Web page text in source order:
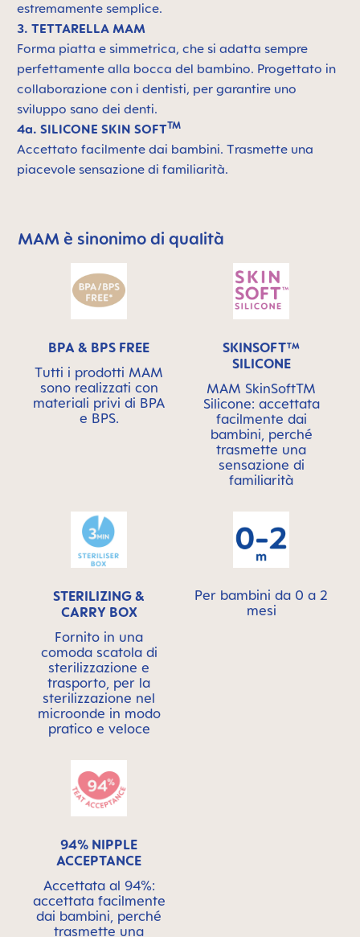
estremamente semplice.
3. TETTARELLA MAM
Forma piatta e simmetrica, che si adatta sempre
perfettamente alla bocca del bambino. Progettato in
collaborazione con i dentisti, per garantire uno
sviluppo sano dei denti.
4a. SILICONE SKIN SOFTTM
Accettato facilmente dai bambini. Trasmette una
piacevole sensazione di familiarità.
Skip MAM Means Quality Icon Bar
MAM è sinonimo di qualità
BPA & BPS FREE
Tutti i prodotti MAM
sono realizzati con
materiali privi di BPA
e BPS.
SKINSOFT™
SILICONE
MAM SkinSoftTM
Silicone: accettata
facilmente dai
bambini, perché
trasmette una
sensazione di
familiarità
STERILIZING &
CARRY BOX
Fornito in una
comoda scatola di
sterilizzazione e
trasporto, per la
sterilizzazione nel
microonde in modo
pratico e veloce
Per bambini da 0 a 2
mesi
94% NIPPLE
ACCEPTANCE
Accettata al 94%:
accettata facilmente
dai bambini, perché
trasmette una